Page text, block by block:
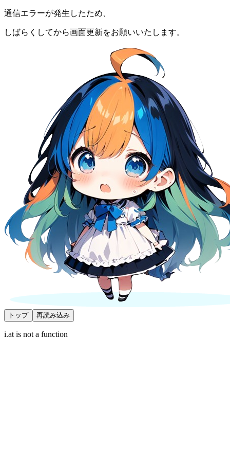
通信エラーが発生したため、
しばらくしてから画面更新をお願いいたします。
トップ 再読み込み
i.at is not a function